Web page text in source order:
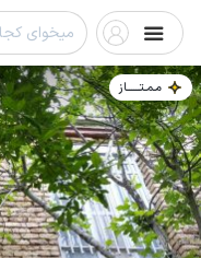
مـمـتــــــاز